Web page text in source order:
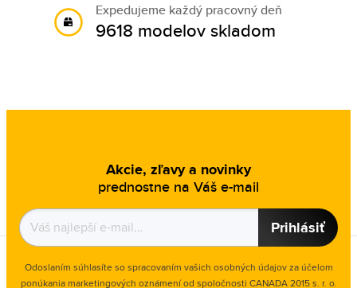
Expedujeme každý pracovný deň
9618 modelov skladom
Akcie, zľavy a novinky
prednostne na Váš e-mail
Prihlásiť
Odoslaním súhlasíte so spracovaním vašich osobných údajov za účelom
ponúkania marketingových oznámení od spoločnosti CANADA 2015 s. r. o.